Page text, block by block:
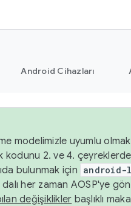
Android Cihazları
modelimizle uyumlu
kodunu 2. ve 4.
bulunmak için android-
her zaman AOSP'ye
değişiklikler başlıklı